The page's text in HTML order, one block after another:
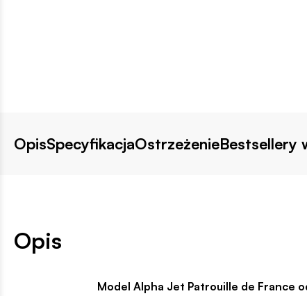
OpisSpecyfikacjaOstrzeżenieBestsellery
Opis
Model Alpha Jet Patrouille de France od COBI!